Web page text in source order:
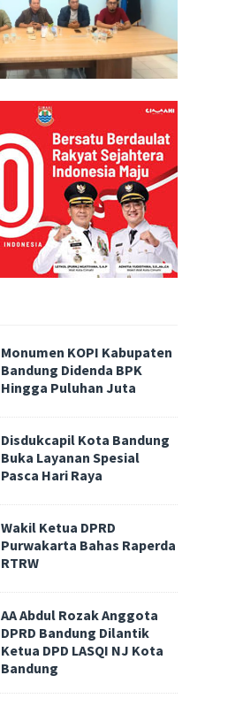
Monumen KOPI Kabupaten
Bandung Didenda BPK
Hingga Puluhan Juta
Disdukcapil Kota Bandung
Buka Layanan Spesial
Pasca Hari Raya
Wakil Ketua DPRD
Purwakarta Bahas Raperda
RTRW
AA Abdul Rozak Anggota
DPRD Bandung Dilantik
Ketua DPD LASQI NJ Kota
Bandung